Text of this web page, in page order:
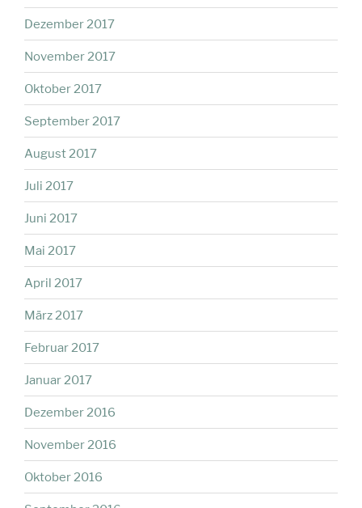
Dezember 2017
November 2017
Oktober 2017
September 2017
August 2017
Juli 2017
Juni 2017
Mai 2017
April 2017
März 2017
Februar 2017
Januar 2017
Dezember 2016
November 2016
Oktober 2016